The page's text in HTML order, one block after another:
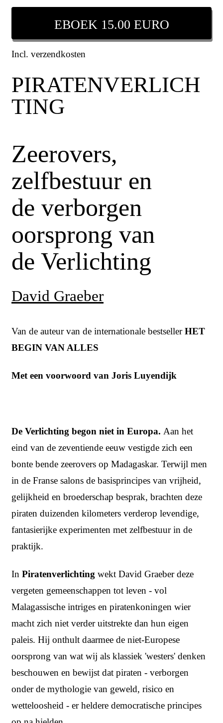
EBOEK 15.00 EURO
Incl. verzendkosten
PIRATENVERLICH
TING
Zeerovers,
zelfbestuur en
de verborgen
oorsprong van
de Verlichting
David Graeber
Van de auteur van de internationale bestsellerHET
BEGIN VAN ALLES
Met een voorwoord van Joris Luyendijk
De Verlichting begon niet in Europa. Aan het
eind van de zeventiende eeuw vestigde zich een
bonte bende zeerovers op Madagaskar. Terwijl men
in de Franse salons de basisprincipes van vrijheid,
gelijkheid en broederschap besprak, brachten deze
piraten duizenden kilometers verderop levendige,
fantasierijke experimenten met zelfbestuur in de
praktijk.
In Piratenverlichting wekt David Graeber deze
vergeten gemeenschappen tot leven - vol
Malagassische intriges en piratenkoningen wier
macht zich niet verder uitstrekte dan hun eigen
paleis. Hij onthult daarmee de niet-Europese
oorsprong van wat wij als klassiek 'westers' denken
beschouwen en bewijst dat piraten - verborgen
onder de mythologie van geweld, risico en
wetteloosheid - er heldere democratische principes